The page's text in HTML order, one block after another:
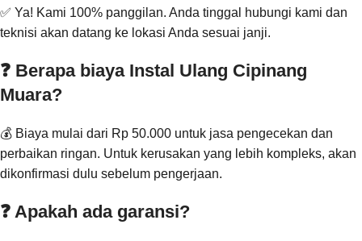
✅ Ya! Kami 100% panggilan. Anda tinggal hubungi kami dan
teknisi akan datang ke lokasi Anda sesuai janji.
❓ Berapa biaya Instal Ulang Cipinang
Muara?
💰 Biaya mulai dari Rp 50.000 untuk jasa pengecekan dan
perbaikan ringan. Untuk kerusakan yang lebih kompleks, akan
dikonfirmasi dulu sebelum pengerjaan.
❓ Apakah ada garansi?